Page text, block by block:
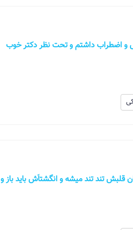
استرس و اضطراب داشتم و تحت نظر دکتر خوب
قلبش تند تند میشه و انگشتاَش باید باز و